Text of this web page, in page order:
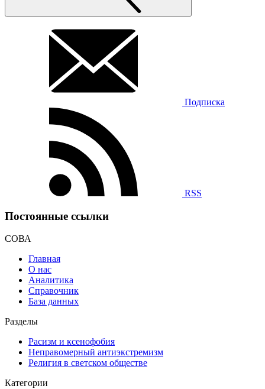
Подписка
RSS
Постоянные ссылки
СОВА
Главная
О нас
Аналитика
Справочник
База данных
Разделы
Расизм и ксенофобия
Неправомерный антиэкстремизм
Религия в светском обществе
Категории